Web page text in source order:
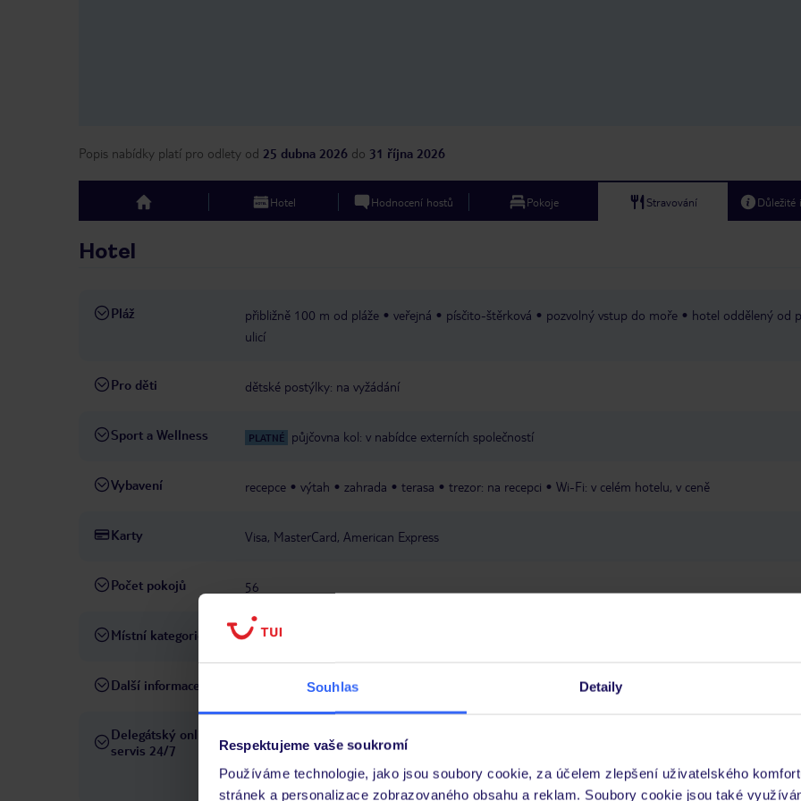
Souhlas Detaily
Respektujeme vaše soukromí
Používáme technologie, jako jsou soubory cookie, za účelem zlepšení uživatelského
stránek a personalizace zobrazovaného obsahu a reklam. Soubory cookie jsou také
prostě katastrofa a divím se
nabízejí.
Popis nabídky platí pro odlety od 25 dubna 2026 do 31 října 2026
top Hotel Hodnocení hostů Pokoje Stravování Důležité
Hotel
Pláž přibližně 100 m od pláže veřejná písčito-štěrková pozvolný vstup do moře
hotel oddělený od
ulicí
Pro děti dětské postýlky: na vyžádání
Sport a Wellness PLATNÉ půjčovna kol: v nabídce externích společností
Vybavení recepce výtah zahrada terasa trezor: na recepci Wi-Fi: v celém hotelu, v ceně
Karty Visa, MasterCard, American Express
Počet pokojů 56
Místní kategorie 2 hvězdičky
Další informace hotel nepřijímá domácí zvířata
Delegátský online
servis 24/7
Ve Vámi rezervovaném hotelu je péče poskytována pouze prostřednictvím TUI Service Center 24/7:
pobytových místech a jazykových požadavcích naleznete na www.tui.cz v záložceDelegátský online